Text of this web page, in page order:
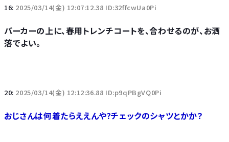
16: 2025/03/14(金) 12:07:12.38 ID:32ffcwUa0Pi
パーカーの上に、春用トレンチコートを、合わせるのが、お洒
落でよい。
20: 2025/03/14(金) 12:12:36.88 ID:p9qPBgVQ0Pi
おじさんは何着たらええんや?チェックのシャツとかか？